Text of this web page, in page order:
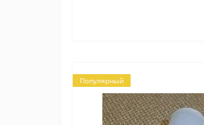
Популярный